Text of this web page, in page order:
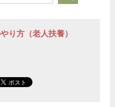
り方（老人扶養）